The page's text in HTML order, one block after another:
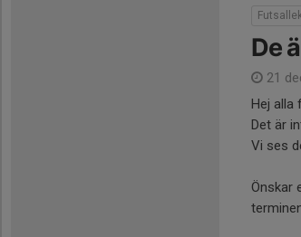
De
21
Hej alla
Det är
Vi ses
Önskar